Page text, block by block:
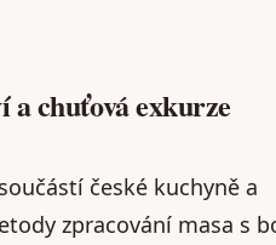
chuťová exkurze
české kuchyně a
zpracování masa s